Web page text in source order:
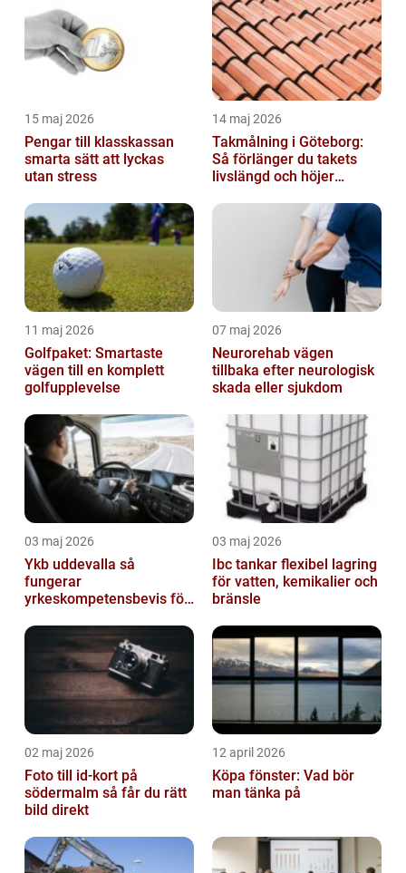
15 maj 2026
Pengar till klasskassan
smarta sätt att lyckas
utan stress
14 maj 2026
Takmålning i Göteborg:
Så förlänger du takets
livslängd och höjer
11 maj 2026
Golfpaket: Smartaste
vägen till en komplett
golfupplevelse
07 maj 2026
Neurorehab vägen
tillbaka efter neurologisk
skada eller sjukdom
03 maj 2026
Ykb uddevalla så
fungerar
yrkeskompetensbevis för
03 maj 2026
Ibc tankar flexibel lagring
för vatten, kemikalier och
bränsle
02 maj 2026
Foto till id-kort på
södermalm så får du rätt
bild direkt
12 april 2026
Köpa fönster: Vad bör
man tänka på